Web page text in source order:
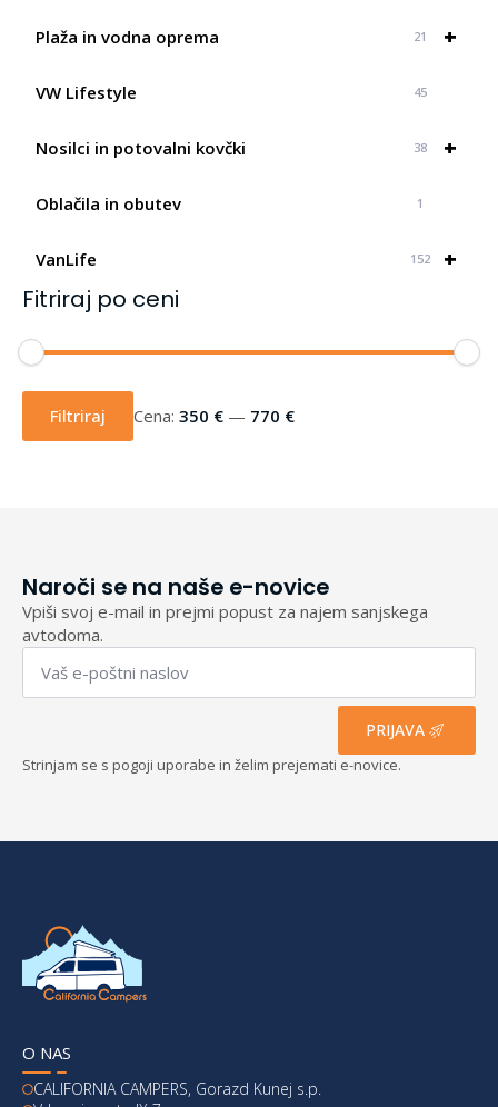
+
Plaža in vodna oprema 21
VW Lifestyle 45
+
Nosilci in potovalni kovčki 38
Oblačila in obutev 1
+
VanLife 152
Fitriraj po ceni
Min
cena
Max
cenaFiltriraj Cena: 350 € — 770 €
Naroči se na naše e-novice
Vpiši svoj e-mail in prejmi popust za najem sanjskega
avtodoma.
Email
PRIJAVA
Strinjam se s pogoji uporabe in želim prejemati e-novice.
O NAS
CALIFORNIA CAMPERS, Gorazd Kunej s.p.